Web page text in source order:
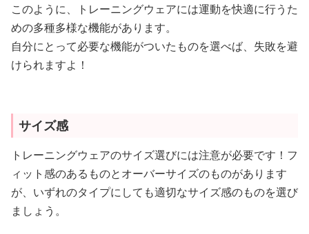
めの多種多様な機能があります。
自分にとって必要な機能がついたものを選べば、失敗を避
けられますよ！
トレーニングウェアのサイズ選びには注意が必要です！フ
ィット感のあるものとオーバーサイズのものがあります
が、いずれのタイプにしても適切なサイズ感のものを選び
ましょう。